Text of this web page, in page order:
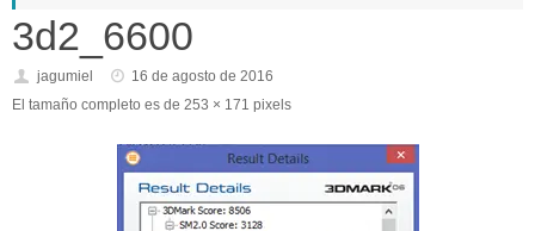
3d2_6600
jagumiel
16 de agosto de 2016
El tamaño completo es de 253 × 171 pixels